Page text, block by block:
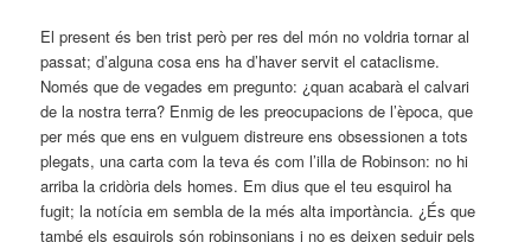
El present és ben trist però per res del món no voldria tornar al
passat; d’alguna cosa ens ha d’haver servit el cataclisme.
Només que de vegades em pregunto: ¿quan acabarà el calvari
de la nostra terra? Enmig de les preocupacions de l’època, que
per més que ens en vulguem distreure ens obsessionen a tots
plegats, una carta com la teva és com l’illa de Robinson: no hi
arriba la cridòria dels homes. Em dius que el teu esquirol ha
fugit; la notícia em sembla de la més alta importància. ¿És que
també els esquirols són robinsonians i no es deixen seduir pels